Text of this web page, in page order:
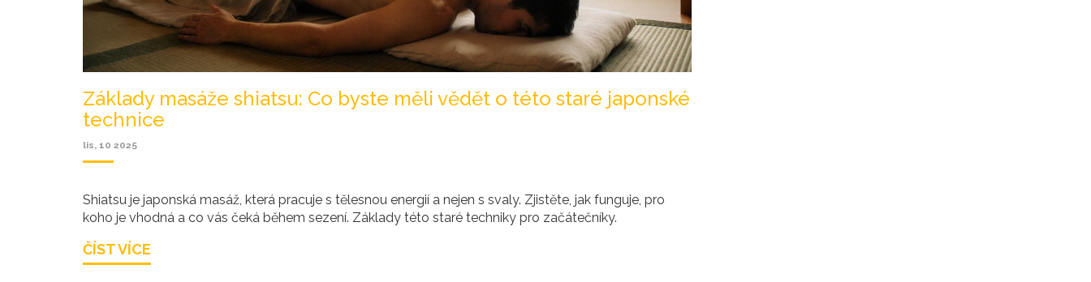
Základy masáže shiatsu: Co byste měli vědět o této staré japonské
technice
lis, 10 2025
Shiatsu je japonská masáž, která pracuje s tělesnou energií a nejen s svaly. Zjistěte, jak funguje, pro
koho je vhodná a co vás čeká během sezení. Základy této staré techniky pro začátečníky.
ČÍST VÍCE